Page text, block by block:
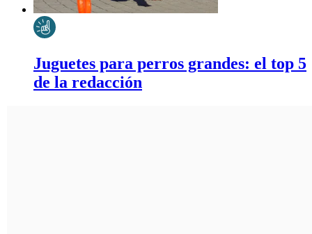
Juguetes para perros grandes: el top 5
de la redacción